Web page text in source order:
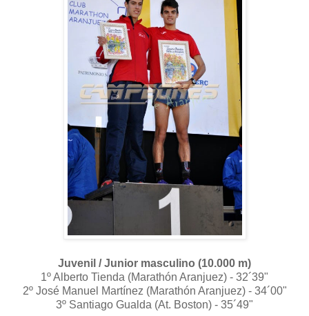
Juvenil / Junior masculino (10.000 m)
1º Alberto Tienda (Marathón Aranjuez) - 32´39"
2º José Manuel Martínez (Marathón Aranjuez) - 34´00"
3º Santiago Gualda (At. Boston) - 35´49"